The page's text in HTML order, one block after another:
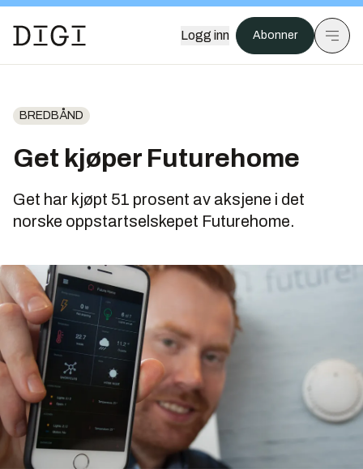
Logg inn Abonner
BREDBÅND
Get kjøper Futurehome
Get har kjøpt 51 prosent av aksjene i det
norske oppstartselskepet Futurehome.